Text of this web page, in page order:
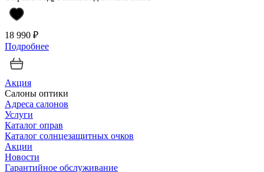
18 990 ₽
Подробнее
Акция
Салоны оптики
Адреса салонов
Услуги
Каталог оправ
Каталог солнцезащитных очков
Акции
Новости
Гарантийное обслуживание